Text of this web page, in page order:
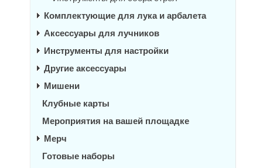
Комплектующие для лука и арбалета
Аксессуары для лучников
Инструменты для настройки
Другие аксессуары
Мишени
Клубные карты
Мероприятия на вашей площадке
Мерч
Готовые наборы